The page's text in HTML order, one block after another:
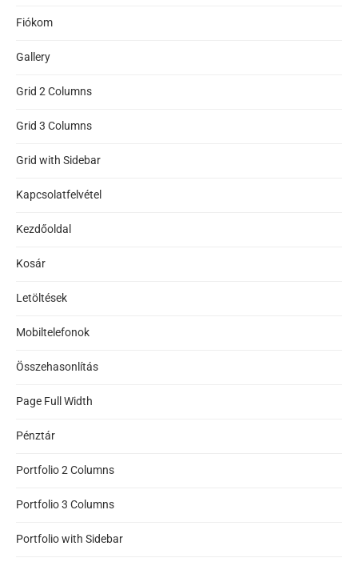
Fiókom
Gallery
Grid 2 Columns
Grid 3 Columns
Grid with Sidebar
Kapcsolatfelvétel
Kezdőoldal
Kosár
Letöltések
Mobiltelefonok
Összehasonlítás
Page Full Width
Pénztár
Portfolio 2 Columns
Portfolio 3 Columns
Portfolio with Sidebar